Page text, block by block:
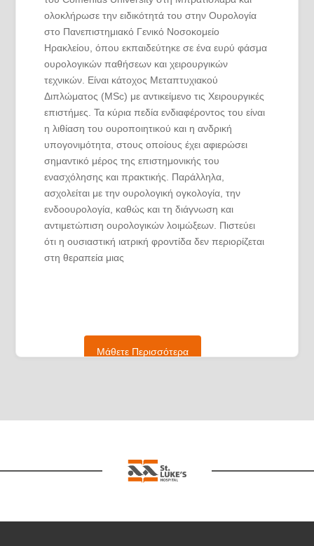
ολοκλήρωσε την ειδικότητά του στην Ουρολογία
στο Πανεπιστημιακό Γενικό Νοσοκομείο
Ηρακλείου, όπου εκπαιδεύτηκε σε ένα ευρύ φάσμα
ουρολογικών παθήσεων και χειρουργικών
τεχνικών. Είναι κάτοχος Μεταπτυχιακού
Διπλώματος (MSc) με αντικείμενο τις Χειρουργικές
επιστήμες. Τα κύρια πεδία ενδιαφέροντος του είναι
η λιθίαση του ουροποιητικού και η ανδρική
υπογονιμότητα, στους οποίους έχει αφιερώσει
σημαντικό μέρος της επιστημονικής του
ενασχόλησης και πρακτικής. Παράλληλα,
ασχολείται με την ουρολογική ογκολογία, την
ενδοουρολογία, καθώς και τη διάγνωση και
αντιμετώπιση ουρολογικών λοιμώξεων. Πιστεύει
ότι η ουσιαστική ιατρική φροντίδα δεν περιορίζεται
στη θεραπεία μιας
εκτίμησης και ανθρώπινης επαφής.
Μάθετε Περισσότερα